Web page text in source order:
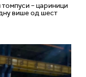
томпуси – цариници
више од шест